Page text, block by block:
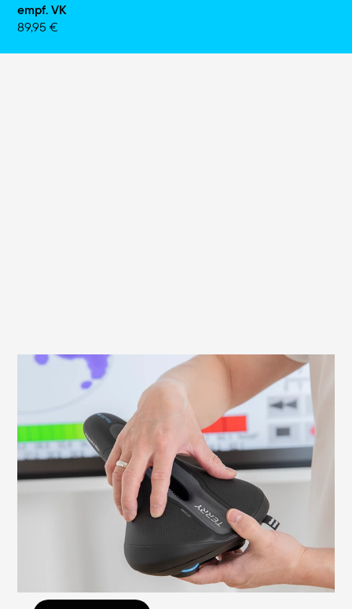
empf. VK
89,95 €
Worauf du beim Montieren deines Sattels
Es ist wichtig, den Sattel richtig
einzustellen, um Sitzbeschwerden zu
vermeiden und eine effiziente Fahrt zu
ermöglichen. Wir erklären dir hier, worauf
du achten solltest und wie du die nötigen
Einstellungen selbst überprüfen und
justieren kannst.